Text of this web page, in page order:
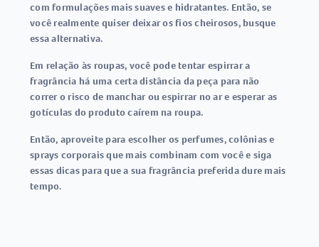
com formulações mais suaves e hidratantes. Então, se
você realmente quiser deixar os fios cheirosos, busque
essa alternativa.
Em relação às roupas, você pode tentar espirrar a
fragrância há uma certa distância da peça para não
correr o risco de manchar ou espirrar no ar e esperar as
gotículas do produto caírem na roupa.
Então, aproveite para escolher os perfumes, colônias e
sprays corporais que mais combinam com você e siga
essas dicas para que a sua fragrância preferida dure mais
tempo.